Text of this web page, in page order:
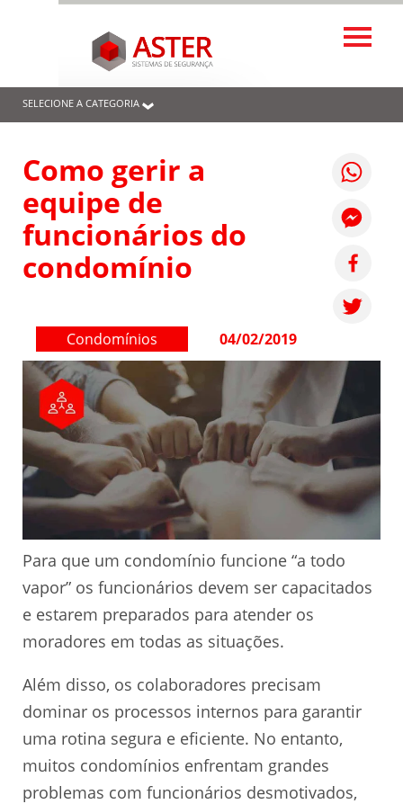
SELECIONE A CATEGORIA
Como gerir a
equipe de
funcionários do
condomínio
Condomínios 04/02/2019
Para que um condomínio funcione “a todo
vapor” os funcionários devem ser capacitados
e estarem preparados para atender os
moradores em todas as situações.
Além disso, os colaboradores precisam
dominar os processos internos para garantir
uma rotina segura e eficiente. No entanto,
muitos condomínios enfrentam grandes
problemas com funcionários desmotivados,